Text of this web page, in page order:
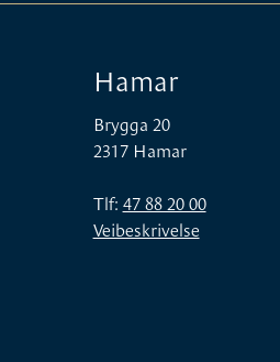
Hamar
Brygga 20
2317 Hamar
Tlf: 47 88 20 00
Veibeskrivelse